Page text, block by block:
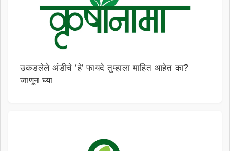
उकडलेले अंडीचे ‘हे’ फायदे तुम्हाला माहित आहेत का?
जाणून घ्या